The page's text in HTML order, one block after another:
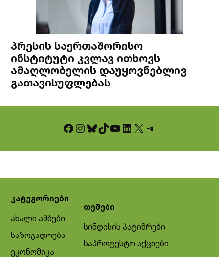
პრესის საერთაშორისო
ინსტიტუტი კვლავ ითხოვს
ამაღლობელის დაუყოვნებლივ
გათავისუფლებას
Facebook InstagramBluesky TikTok YouTube LinkedIn X Telegram
კატეგორიები
ახალი ამბები
საზოგადოება
ეკონომიკა
თემები
სინდისის პატიმრები
საპროტესტო აქციები